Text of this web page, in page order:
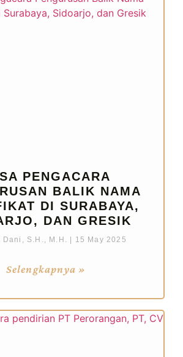
PENGACARA
BALIK NAMA
DI SURABAYA,
DAN GRESIK
Dani, S.H., M.H. 15 May 2025
Selengkapnya »